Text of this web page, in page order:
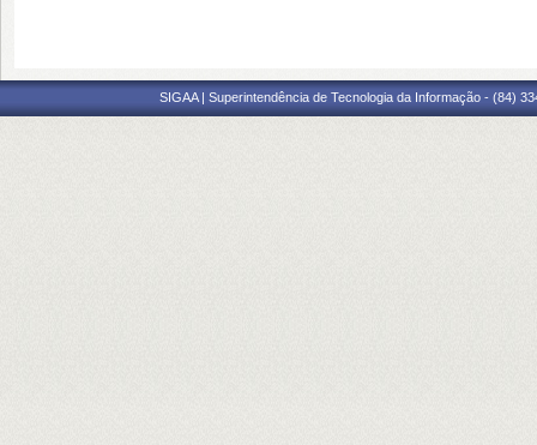
SIGAA | Superintendência de Tecnologia da Informação - (84)